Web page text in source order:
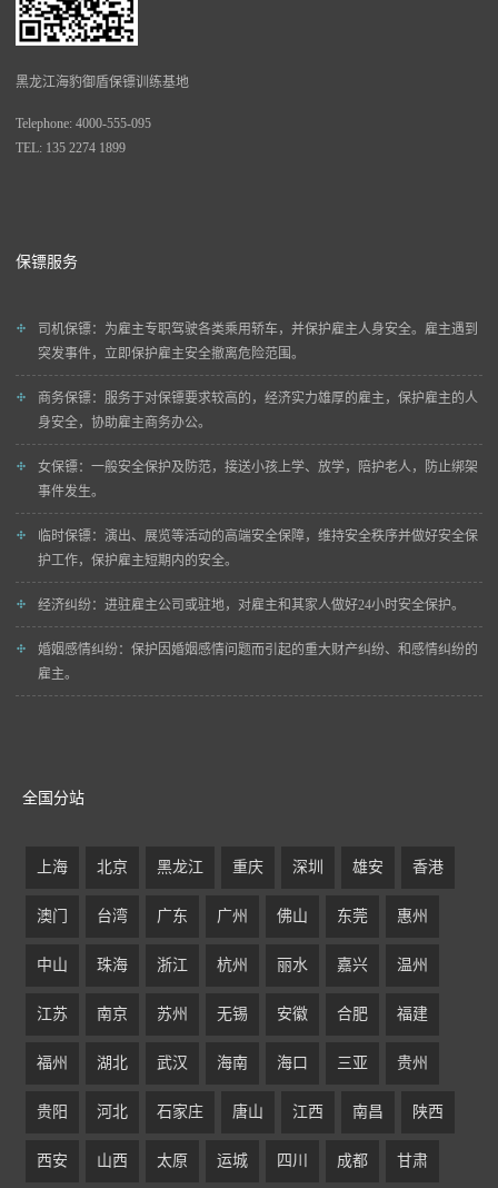
黑龙江海豹御盾保镖训练基地
Telephone: 4000-555-095
TEL: 135 2274 1899
保镖服务
司机保镖：为雇主专职驾驶各类乘用轿车，并保护雇主人身安全。雇主遇到
突发事件，立即保护雇主安全撤离危险范围。
商务保镖：服务于对保镖要求较高的，经济实力雄厚的雇主，保护雇主的人
身安全，协助雇主商务办公。
女保镖：一般安全保护及防范，接送小孩上学、放学，陪护老人，防止绑架
事件发生。
临时保镖：演出、展览等活动的高端安全保障，维持安全秩序并做好安全保
护工作，保护雇主短期内的安全。
经济纠纷：进驻雇主公司或驻地，对雇主和其家人做好24小时安全保护。
婚姻感情纠纷：保护因婚姻感情问题而引起的重大财产纠纷、和感情纠纷的
雇主。
全国分站
上海 北京 黑龙江 重庆 深圳 雄安 香港
澳门 台湾 广东 广州 佛山 东莞 惠州
中山 珠海 浙江 杭州 丽水 嘉兴 温州
江苏 南京 苏州 无锡 安徽 合肥 福建
福州 湖北 武汉 海南 海口 三亚 贵州
贵阳 河北 石家庄 唐山 江西 南昌 陕西
西安 山西 太原 运城 四川 成都 甘肃